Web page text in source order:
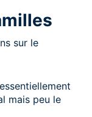
sur le
mais peu le